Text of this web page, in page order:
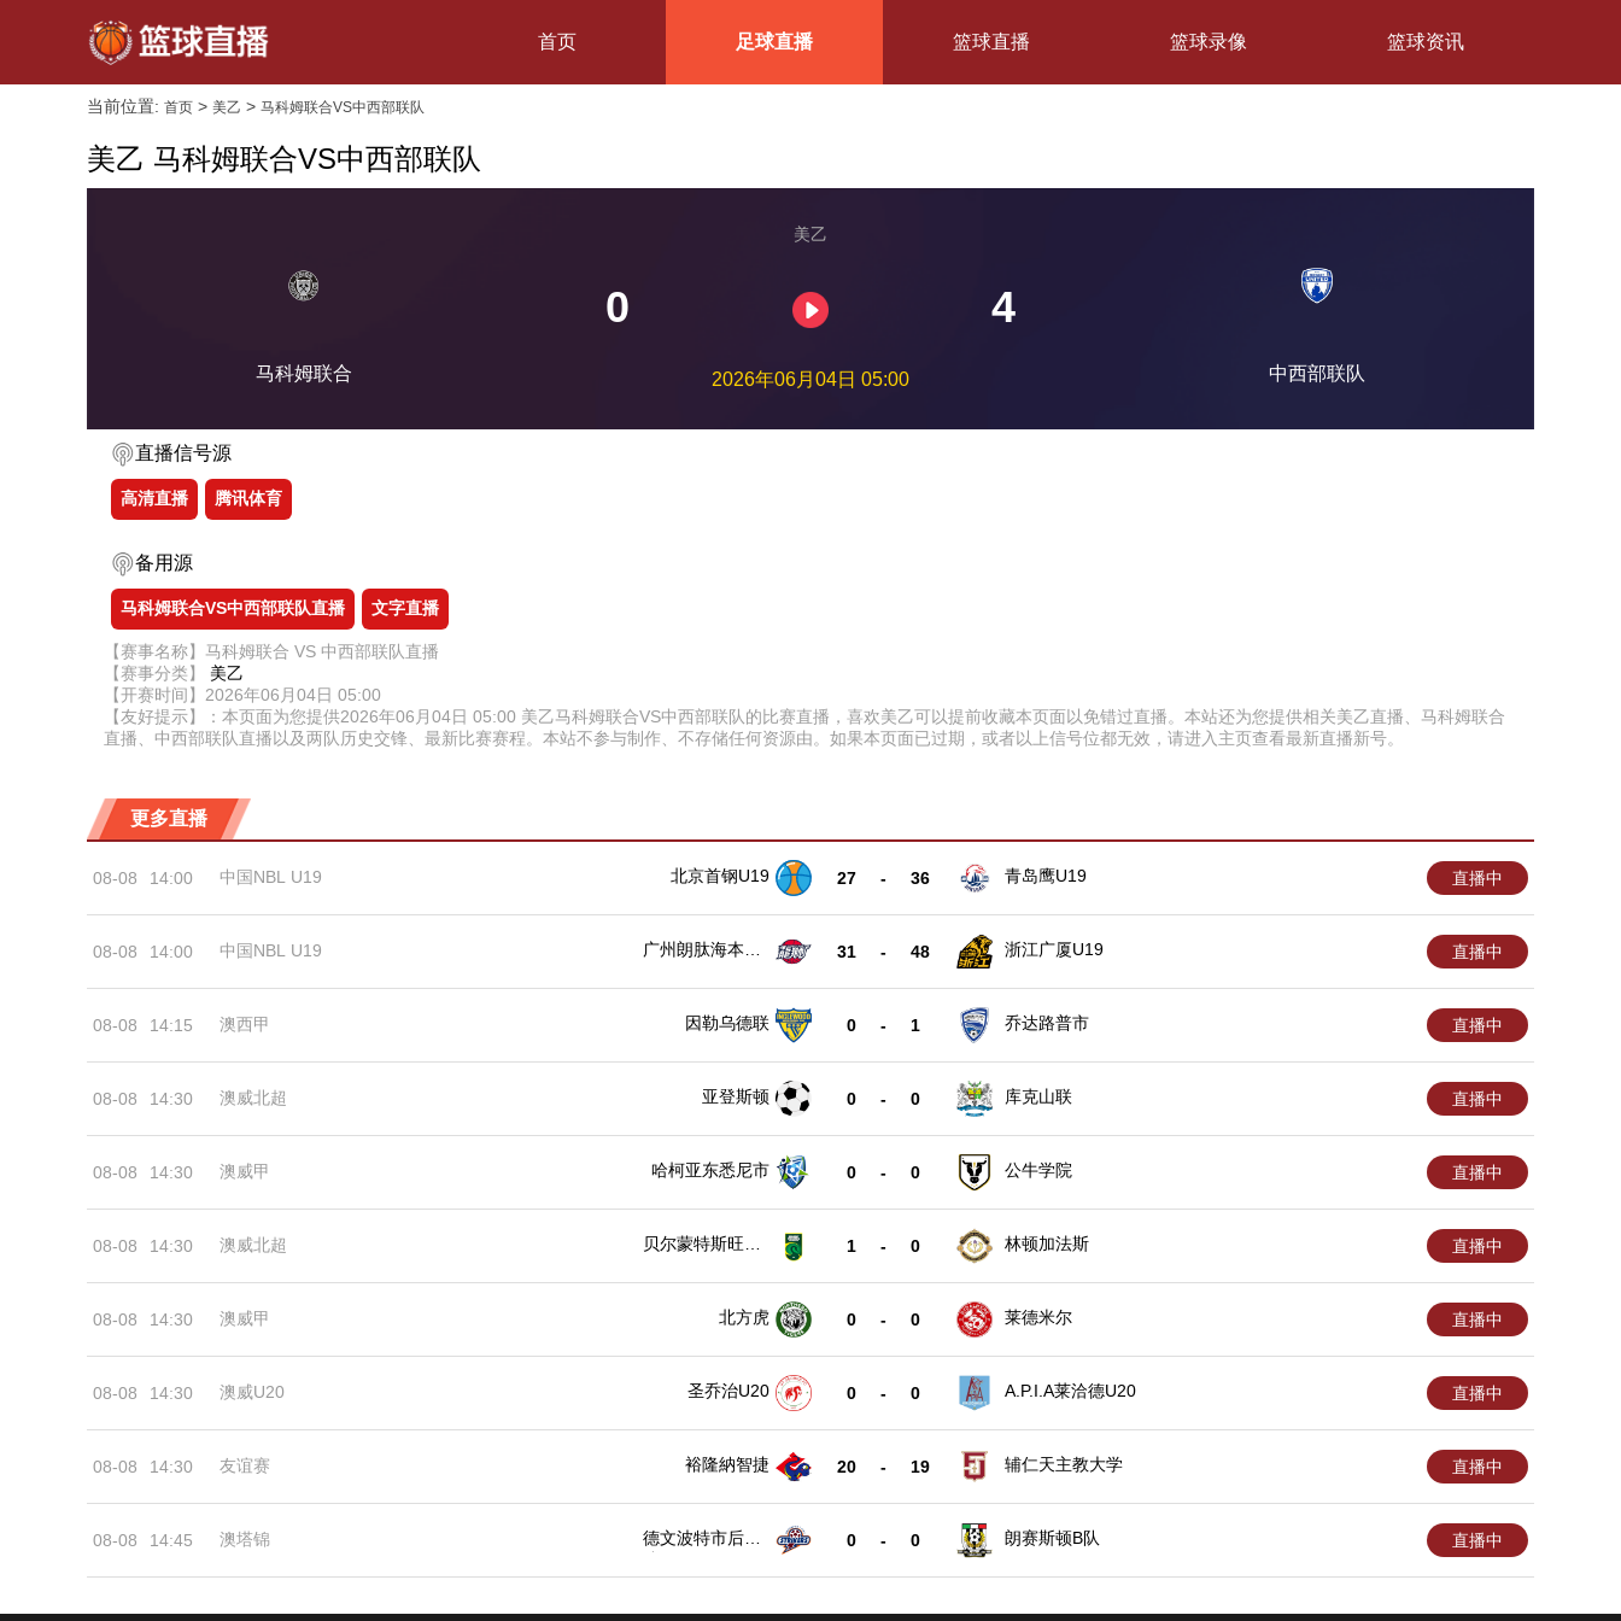
首页 足球直播 篮球直播 篮球录像 篮球资讯
当前位置: 首页 > 美乙 > 马科姆联合VS中西部联队
美乙 马科姆联合VS中西部联队
马科姆联合
美乙
0 4
2026年06月04日 05:00 中西部联队
直播信号源
高清直播 腾讯体育
备用源
马科姆联合VS中西部联队直播 文字直播
【赛事名称】马科姆联合 VS 中西部联队直播
【赛事分类】 美乙
【开赛时间】2026年06月04日 05:00
【友好提示】：本页面为您提供2026年06月04日 05:00 美乙马科姆联合VS中西部联队的比赛直播，喜欢美乙可以提前收藏本页面以免错过直播。本站还为您提供相关美乙直播、马科姆联合
直播、中西部联队直播以及两队历史交锋、最新比赛赛程。本站不参与制作、不存储任何资源由。如果本页面已过期，或者以上信号位都无效，请进入主页查看最新直播新号。
更多直播
08-08 14:00 中国NBL U19 北京首钢U19 27 - 36 青岛鹰U19 直播中
08-08 14:00 中国NBL U19
广州朗肽海本U1
31 - 48 浙江广厦U19 直播中
08-08 14:15 澳西甲 因勒乌德联 0 - 1 乔达路普市 直播中
08-08 14:30 澳威北超 亚登斯顿 0 - 0 库克山联 直播中
08-08 14:30 澳威甲 哈柯亚东悉尼市 0 - 0 公牛学院 直播中
08-08 14:30 澳威北超
贝尔蒙特斯旺西
1 - 0 林顿加法斯 直播中
08-08 14:30 澳威甲 北方虎 0 - 0 莱德米尔 直播中
08-08 14:30 澳威U20 圣乔治U20 0 - 0 A.P.I.A莱洽德U20 直播中
08-08 14:30 友谊赛 裕隆納智捷 20 - 19 辅仁天主教大学 直播中
08-08 14:45 澳塔锦
德文波特市后备
0 - 0 朗赛斯顿B队 直播中